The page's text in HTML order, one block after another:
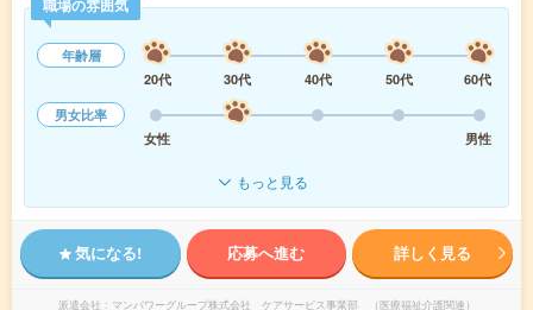
職場の雰囲気
年齢層
20代
30代 40代 50代
60代
男女比率
女性
男性
もっと見る
気になる! 応募へ進む 詳しく見る
派遣会社 マンパワーグループ株式会社 ケアサービス事業部 （医療福祉介護関連）